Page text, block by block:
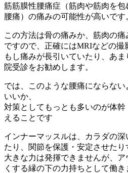
筋筋膜性腰痛症（筋肉や筋肉を
腰痛）の痛みの可能性が高いです
この方法は骨の痛みか、筋肉の
ですので、正確にはMRIなどの撮
もし痛みが長引いていたり、あ
院受診をお勧めします。
では、このような腰痛にならな
いいか、
対策としてもっとも多いのが体
えることです
インナーマッスルは、カラダの
たり、関節を保護・安定させたり
大きな力は発揮できませんが、
くする縁の下の力持ちとして働き